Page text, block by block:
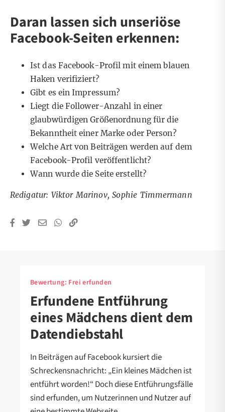
Daran lassen sich unseriöse
Facebook-Seiten erkennen:
Ist das Facebook-Profil mit einem blauen
Haken verifiziert?
Gibt es ein Impressum?
Liegt die Follower-Anzahl in einer
glaubwürdigen Größenordnung für die
Bekanntheit einer Marke oder Person?
Welche Art von Beiträgen werden auf dem
Facebook-Profil veröffentlicht?
Wann wurde die Seite erstellt?
Redigatur: Viktor Marinov, Sophie Timmermann
Bewertung: Frei erfunden
Erfundene Entführung
eines Mädchens dient dem
Datendiebstahl
In Beiträgen auf Facebook kursiert die
Schreckensnachricht: „Ein kleines Mädchen ist
entführt worden!“ Doch diese Entführungsfälle
sind erfunden, um Nutzerinnen und Nutzer auf